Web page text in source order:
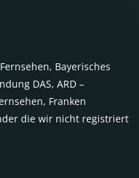
Bayerisches
DAS, ARD –
Franken
die wir nicht registriert